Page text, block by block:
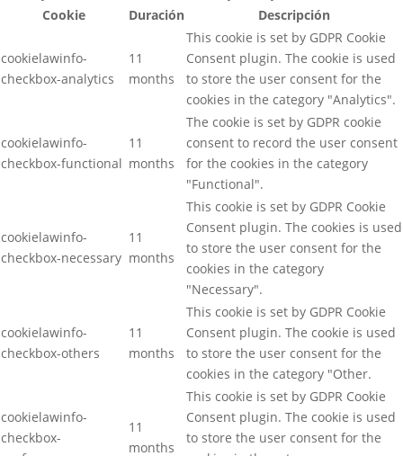
Cookie
Duración Descripción
cookielawinfo-
checkbox-analytics
11
months
This cookie is set by GDPR Cookie
Consent plugin. The cookie is used
to store the user consent for the
cookies in the category "Analytics".
cookielawinfo-
checkbox-functional
11
months
The cookie is set by GDPR cookie
consent to record the user consent
for the cookies in the category
"Functional".
cookielawinfo-
checkbox-necessary
11
months
This cookie is set by GDPR Cookie
Consent plugin. The cookies is used
to store the user consent for the
cookies in the category
"Necessary".
cookielawinfo-
checkbox-others
11
months
This cookie is set by GDPR Cookie
Consent plugin. The cookie is used
to store the user consent for the
cookies in the category "Other.
cookielawinfo-
checkbox-
11
months
This cookie is set by GDPR Cookie
Consent plugin. The cookie is used
to store the user consent for the